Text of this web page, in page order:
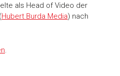
als Head of Video der
(Hubert Burda Media) nach
.